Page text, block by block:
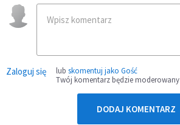
Zaloguj się lub skomentuj jako Gość
Twój komentarz będzie moderowany
DODAJ KOMENTARZ